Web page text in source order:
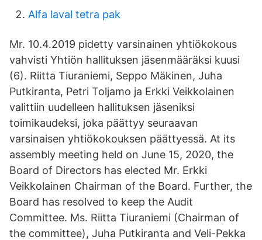
Alfa laval tetra pak
Mr. 10.4.2019 pidetty varsinainen yhtiökokous
vahvisti Yhtiön hallituksen jäsenmääräksi kuusi
(6). Riitta Tiuraniemi, Seppo Mäkinen, Juha
Putkiranta, Petri Toljamo ja Erkki Veikkolainen
valittiin uudelleen hallituksen jäseniksi
toimikaudeksi, joka päättyy seuraavan
varsinaisen yhtiökokouksen päättyessä. At its
assembly meeting held on June 15, 2020, the
Board of Directors has elected Mr. Erkki
Veikkolainen Chairman of the Board. Further, the
Board has resolved to keep the Audit
Committee. Ms. Riitta Tiuraniemi (Chairman of
the committee), Juha Putkiranta and Veli-Pekka